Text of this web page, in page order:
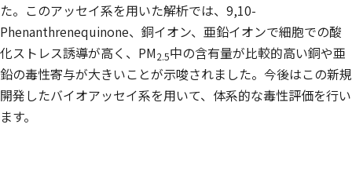
た。このアッセイ系を用いた解析では、9,10-
Phenanthrenequinone、銅イオン、亜鉛イオンで細胞での酸
化ストレス誘導が高く、PM2.5中の含有量が比較的高い銅や亜
鉛の毒性寄与が大きいことが示唆されました。今後はこの新規
開発したバイオアッセイ系を用いて、体系的な毒性評価を行い
ます。